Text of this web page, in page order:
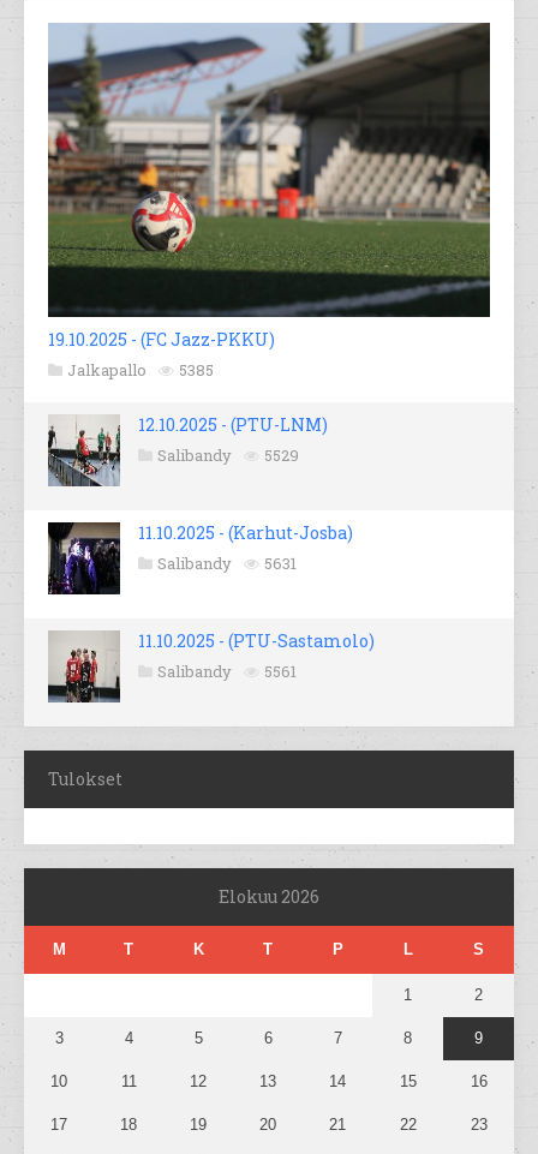
19.10.2025 - (FC Jazz-PKKU)
Jalkapallo 5385
12.10.2025 - (PTU-LNM)
Salibandy 5529
11.10.2025 - (Karhut-Josba)
Salibandy 5631
11.10.2025 - (PTU-Sastamolo)
Salibandy 5561
Tulokset
Elokuu 2026
M T K T P L S
1 2
3 4 5 6 7 8 9
10 11 12 13 14 15 16
17 18 19 20 21 22 23